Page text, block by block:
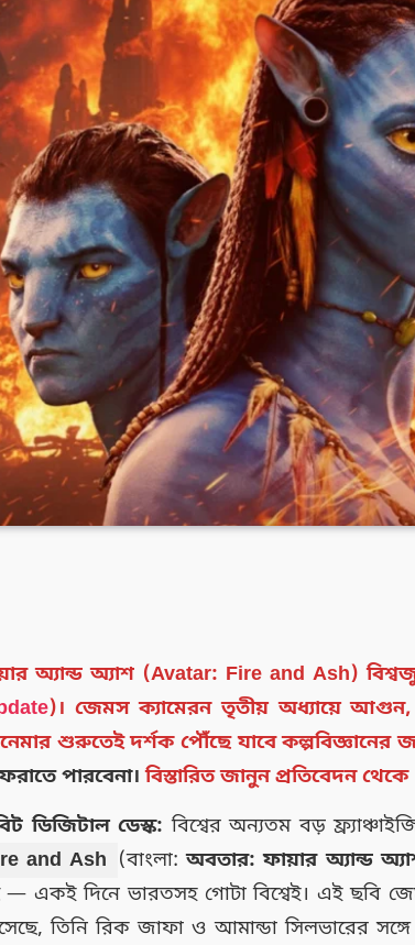
অ্যান্ড অ্যাশ (Avatar: Fire and Ash)
)। জেমস ক্যামেরন তৃতীয় অধ্যায়ে আগুন,
শুরুতেই দর্শক পৌঁছে যাবে কল্পবিজ্ঞানের
পারবেনা।বিস্তারিত জানুন প্রতিবেদন থেকে
ডিজিটাল ডেস্ক: বিশ্বের অন্যতম বড়
and Ash (বাংলা:অবতার: ফায়ার অ্যান্ড
— একই দিনে ভারতসহ গোটা বিশ্বেই। এই ছবি
তিনি রিক জাফা ও আমান্ডা সিলভারের সঙ্গে